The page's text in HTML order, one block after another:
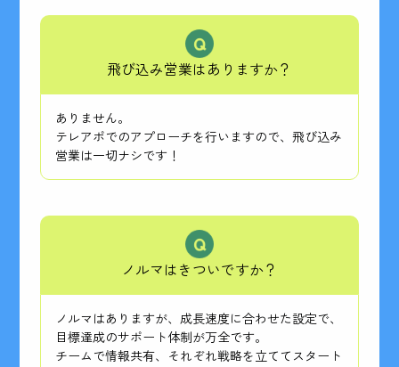
飛び込み営業はありますか？
ありません。
テレアポでのアプローチを行いますので、飛び込み
営業は一切ナシです！
ノルマはきついですか？
ノルマはありますが、成長速度に合わせた設定で、
目標達成のサポート体制が万全です。
チームで情報共有、それぞれ戦略を立ててスタート